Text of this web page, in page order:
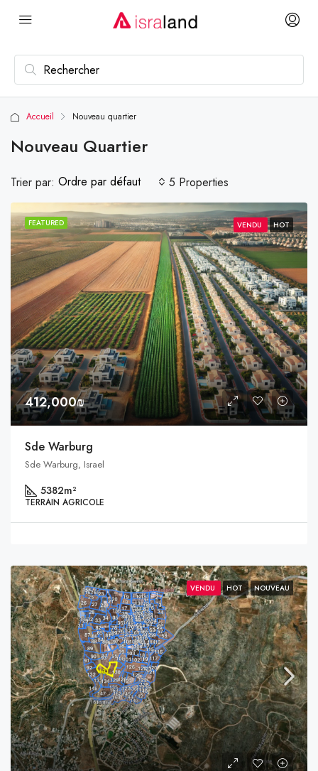
Accueil Nouveau quartier
Nouveau Quartier
5 Properties
Trier par: Ordre par défaut
FEATURED VENDU HOT
412,000₪
Sde Warburg
Sde Warburg, Israel
5382m²
TERRAIN AGRICOLE
VENDU HOT NOUVEAU